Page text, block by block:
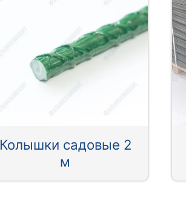
Колышки садовые 2
м